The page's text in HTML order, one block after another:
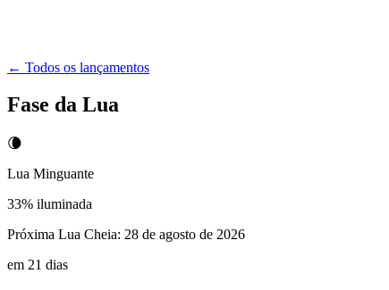
← Todos os lançamentos
Fase da Lua
🌘
Lua Minguante
33% iluminada
Próxima Lua Cheia: 28 de agosto de 2026
em 21 dias